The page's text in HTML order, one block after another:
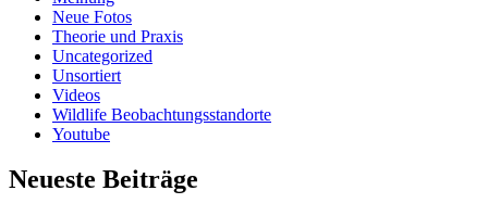
Neue Fotos
Theorie und Praxis
Uncategorized
Unsortiert
Videos
Wildlife Beobachtungsstandorte
Youtube
Neueste Beiträge